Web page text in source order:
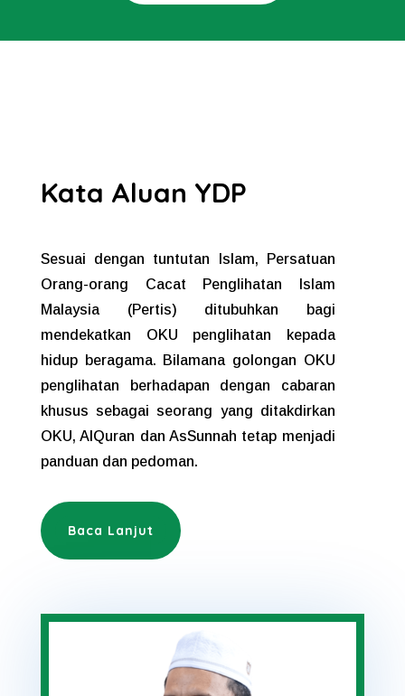
Kata Aluan YDP
Sesuai dengan tuntutan Islam, Persatuan
Orang-orang Cacat Penglihatan Islam
Malaysia (Pertis) ditubuhkan bagi
mendekatkan OKU penglihatan kepada
hidup beragama. Bilamana golongan OKU
penglihatan berhadapan dengan cabaran
khusus sebagai seorang yang ditakdirkan
OKU, AlQuran dan AsSunnah tetap menjadi
panduan dan pedoman.
Baca Lanjut